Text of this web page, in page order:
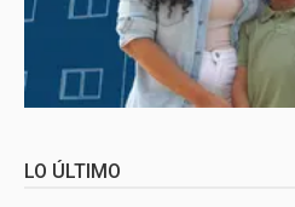
LO ÚLTIMO